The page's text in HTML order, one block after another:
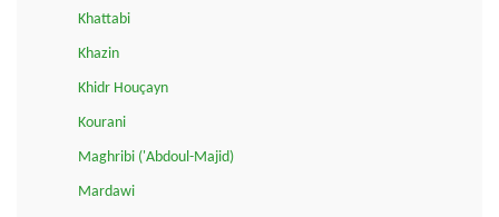
Khattabi
Khazin
Khidr Houçayn
Kourani
Maghribi ('Abdoul-Majid)
Mardawi